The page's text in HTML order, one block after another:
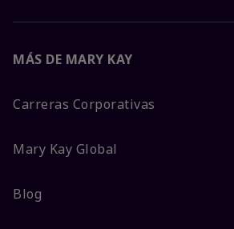
MÁS DE MARY KAY
Carreras Corporativas
Mary Kay Global
Blog